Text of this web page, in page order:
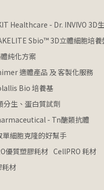
Healthcare - Dr. INVIVO 3D
Sbio™ 3D立體細胞培養
純化方案
適體產品 及 客製化服務
Bio 培養基
分生、蛋白質試劑
- Tn醣類抗體
細胞克隆的好幫手
優質塑膠耗材 CellPRO 耗材
材